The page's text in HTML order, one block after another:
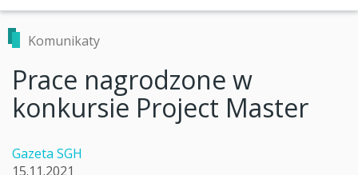
Przeszukaj witrynę
Komunikaty
Prace nagrodzone w
konkursie Project Master
Gazeta SGH
15.11.2021